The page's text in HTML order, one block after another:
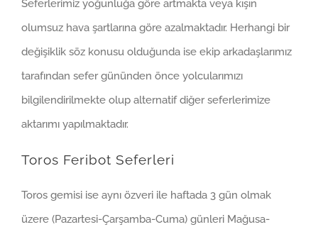
Seferlerimiz yoğunluğa göre artmakta veya kışın
olumsuz hava şartlarına göre azalmaktadır. Herhangi bir
değişiklik söz konusu olduğunda ise ekip arkadaşlarımız
tarafından sefer gününden önce yolcularımızı
bilgilendirilmekte olup alternatif diğer seferlerimize
aktarımı yapılmaktadır.
Toros Feribot Seferleri
Toros gemisi ise aynı özveri ile haftada 3 gün olmak
üzere (Pazartesi-Çarşamba-Cuma) günleri Mağusa-